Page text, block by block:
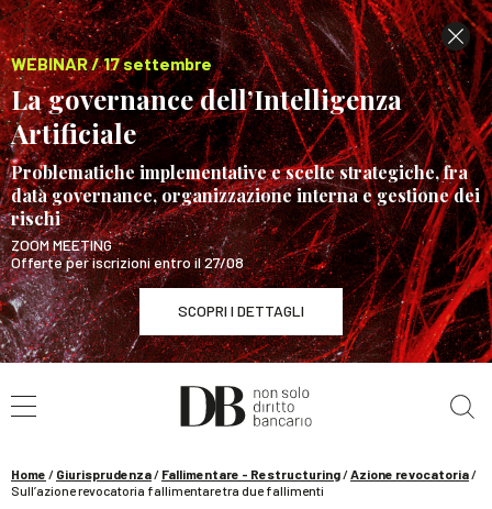
WEBINAR / 17 settembre
La governance dell’Intelligenza
Artificiale
Problematiche implementative e scelte strategiche, fra
data governance, organizzazione interna e gestione dei
rischi
ZOOM MEETING
Offerte per iscrizioni entro il 27/08
SCOPRI I DETTAGLI
WEBINAR / 17 settembre
La governance dell’Intelligenza Artificiale
Home / Giurisprudenza/ Fallimentare - Restructuring/Azione revocatoria/
Sull’azione revocatoria fallimentare tra due fallimenti